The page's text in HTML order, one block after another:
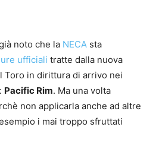
noto che la NECA sta
ufficiali tratte dalla nuova
Toro in dirittura di arrivo nei
Pacific Rim. Ma una volta
non applicarla anche ad altre
i mai troppo sfruttati